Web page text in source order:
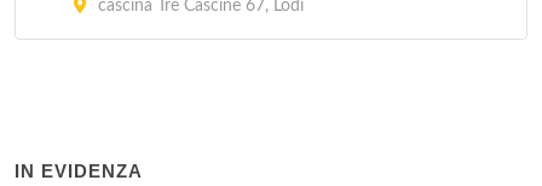
cascina Tre Cascine 67, Lodi
IN EVIDENZA